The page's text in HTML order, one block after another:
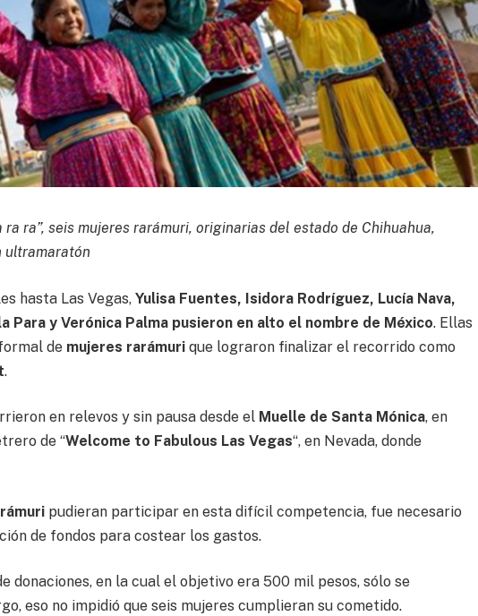
ra ra”, seis mujeres rarámuri, originarias del estado de Chihuahua,
ultramaratón
hasta Las Vegas,Yulisa Fuentes, Isidora Rodríguez, Lucía Nava,
Para y Verónica Palma pusieron en alto el nombre de México. Ellas
de mujeres rarámuri que lograron finalizar el recorrido como
.
en relevos y sin pausa desde el Muelle de Santa Mónica, en
de “Welcome to Fabulous Las Vegas“, en Nevada, donde
pudieran participar en esta difícil competencia, fue necesario
de fondos para costear los gastos.
donaciones, en la cual el objetivo era 500 mil pesos, sólo se
eso no impidió que seis mujeres cumplieran su cometido.